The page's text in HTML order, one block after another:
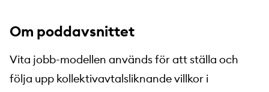
Om poddavsnittet
Vita jobb-modellen används för att ställa och
följa upp kollektivavtalsliknande villkor i